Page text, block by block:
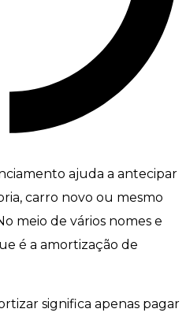
ajuda a antecipar
carro novo ou mesmo
meio de vários nomes e
é a amortização de
significa apenas pagar